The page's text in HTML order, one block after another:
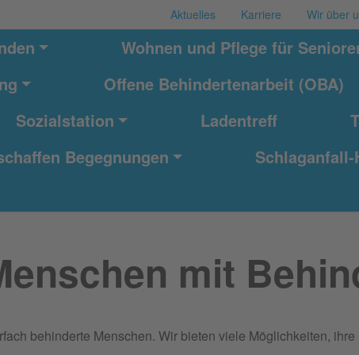
Aktuelles Karriere Wir über
Wohnen und Pflege für
Offene Behindertenarbeit (OBA)
Sozialstation Ladentreff
Begegnungen
mit
behinderte Menschen. Wir bieten viele Möglichkeiten,